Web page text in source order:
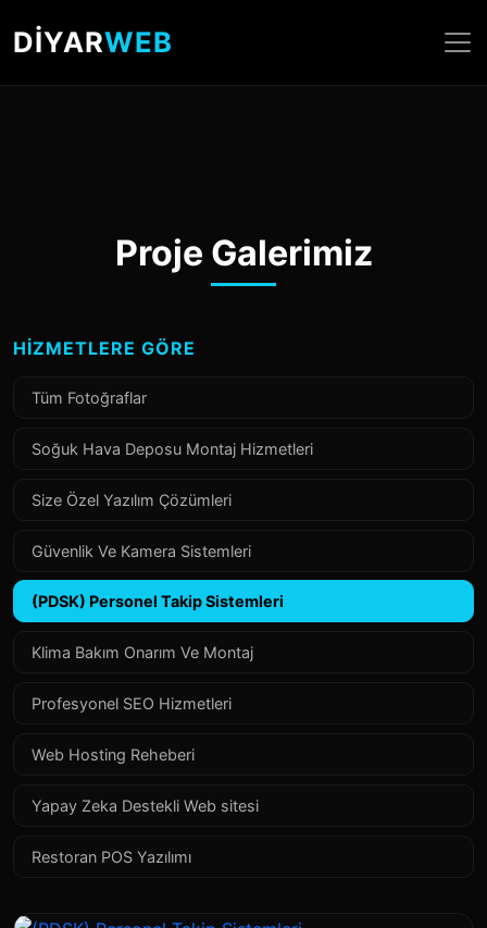
DİYARWEB
Proje Galerimiz
HIZMETLERE GÖRE
Tüm Fotoğraflar
Soğuk Hava Deposu Montaj Hizmetleri
Size Özel Yazılım Çözümleri
Güvenlik Ve Kamera Sistemleri
(PDSK) Personel Takip Sistemleri
Klima Bakım Onarım Ve Montaj
Profesyonel SEO Hizmetleri
Web Hosting Reheberi
Yapay Zeka Destekli Web sitesi
Restoran POS Yazılımı